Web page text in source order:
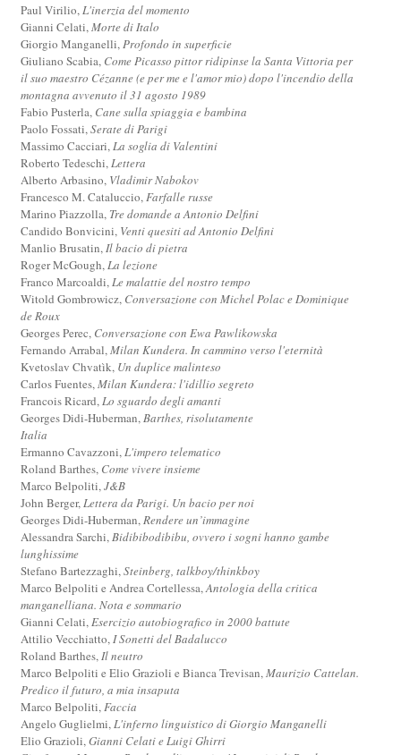
Paul Virilio,L'inerzia del momento
Gianni Celati,Morte di Italo
Giorgio Manganelli,Profondo in superficie
Giuliano Scabia, Come Picasso pittor ridipinse la Santa Vittoria per
il suo maestro Cézanne (e per me e l'amor mio) dopo l'incendio della
montagna avvenuto il 31 agosto 1989
Fabio Pusterla, Cane sulla spiaggia e bambina
Paolo Fossati,Serate di Parigi
Massimo Cacciari,La soglia di Valentini
Roberto Tedeschi,Lettera
Alberto Arbasino, Vladimir Nabokov
Francesco M. Cataluccio,Farfalle russe
Marino Piazzolla, Tre domande a Antonio Delfini
Candido Bonvicini, Venti quesiti ad Antonio Delfini
Manlio Brusatin,Il bacio di pietra
Roger McGough,La lezione
Franco Marcoaldi,Le malattie del nostro tempo
Witold Gombrowicz, Conversazione con Michel Polac e Dominique
de Roux
Georges Perec, Conversazione con Ewa Pawlikowska
Fernando Arrabal,Milan Kundera. In cammino verso l'eternità
Kvetoslav Chvatìk, Un duplice malinteso
Carlos Fuentes,Milan Kundera: l'idillio segreto
Francois Ricard,Lo sguardo degli amanti
Georges Didi-Huberman,Barthes, risolutamente
Italia
Ermanno Cavazzoni,L'impero telematico
Roland Barthes, Come vivere insieme
Marco Belpoliti,J&B
John Berger,Lettera da Parigi. Un bacio per noi
Georges Didi-Huberman,Rendere un’immagine
Alessandra Sarchi,Bidibibodibibu, ovvero i sogni hanno gambe
lunghissime
Stefano Bartezzaghi,Steinberg, talkboy/thinkboy
Marco Belpoliti e Andrea Cortellessa,Antologia della critica
manganelliana. Nota e sommario
Gianni Celati,Esercizio autobiografico in 2000 battute
Attilio Vecchiatto,I Sonetti del Badalucco
Roland Barthes,Il neutro
Marco Belpoliti e Elio Grazioli e Bianca Trevisan,Maurizio Cattelan.
Predico il futuro, a mia insaputa
Marco Belpoliti,Faccia
Angelo Guglielmi,L'inferno linguistico di Giorgio Manganelli
Elio Grazioli,Gianni Celati e Luigi Ghirri